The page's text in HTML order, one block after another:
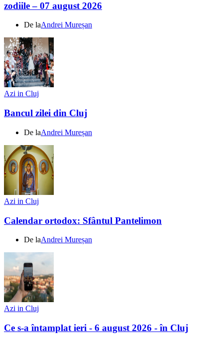
zodiile – 07 august 2026
De laAndrei Mureșan
Azi in Cluj
Bancul zilei din Cluj
De laAndrei Mureșan
Azi in Cluj
Calendar ortodox: Sfântul Pantelimon
De laAndrei Mureșan
Azi in Cluj
Ce s-a întamplat ieri - 6 august 2026 - în Cluj